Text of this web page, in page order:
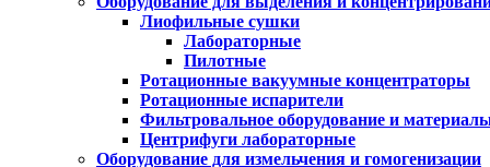
Лиофильные сушки
Лабораторные
Пилотные
Ротационные вакуумные концентраторы
Ротационные испарители
Фильтровальное оборудование и
Центрифуги лабораторные
Оборудование для измельчения и гомогенизации